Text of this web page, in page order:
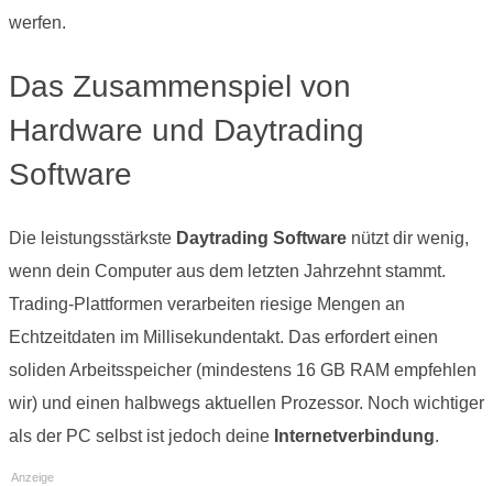
werfen.
Das Zusammenspiel von
Hardware und Daytrading
Software
Die leistungsstärkste Daytrading Software nützt dir wenig,
wenn dein Computer aus dem letzten Jahrzehnt stammt.
Trading-Plattformen verarbeiten riesige Mengen an
Echtzeitdaten im Millisekundentakt. Das erfordert einen
soliden Arbeitsspeicher (mindestens 16 GB RAM empfehlen
wir) und einen halbwegs aktuellen Prozessor. Noch wichtiger
als der PC selbst ist jedoch deine Internetverbindung.
Anzeige